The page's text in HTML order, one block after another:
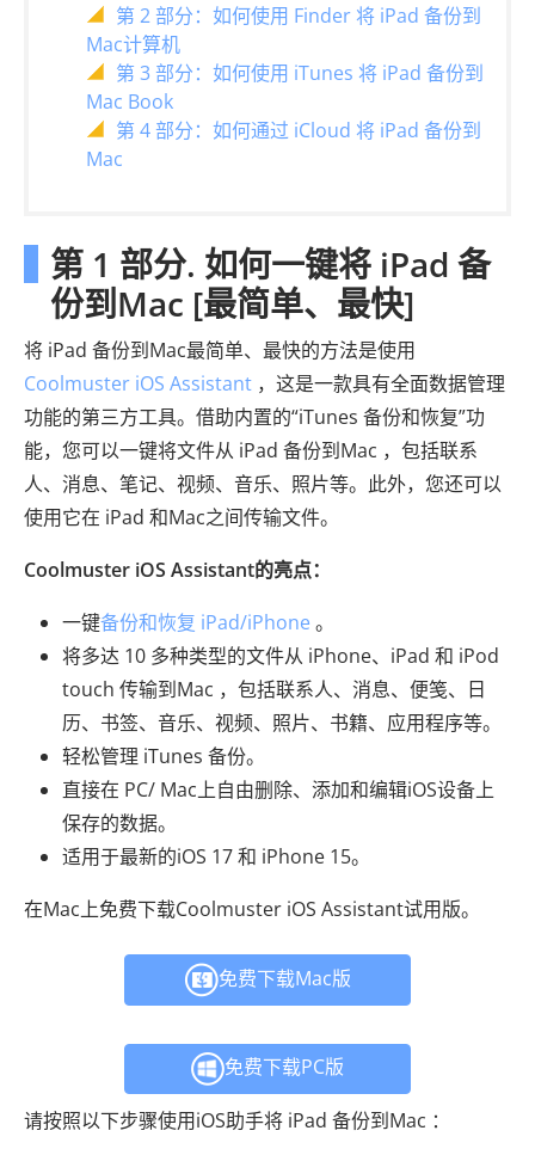
第 2 部分：如何使用 Finder 将 iPad 备份到
Mac计算机
第 3 部分：如何使用 iTunes 将 iPad 备份到
Mac Book
第 4 部分：如何通过 iCloud 将 iPad 备份到
Mac
第 1 部分. 如何一键将 iPad 备
份到Mac [最简单、最快]
将 iPad 备份到Mac最简单、最快的方法是使用
Coolmuster iOS Assistant ，这是一款具有全面数据管理
功能的第三方工具。借助内置的“iTunes 备份和恢复”功
能，您可以一键将文件从 iPad 备份到Mac ，包括联系
人、消息、笔记、视频、音乐、照片等。此外，您还可以
使用它在 iPad 和Mac之间传输文件。
Coolmuster iOS Assistant的亮点：
一键备份和恢复 iPad/iPhone 。
将多达 10 多种类型的文件从 iPhone、iPad 和 iPod
touch 传输到Mac ，包括联系人、消息、便笺、日
历、书签、音乐、视频、照片、书籍、应用程序等。
轻松管理 iTunes 备份。
直接在 PC/ Mac上自由删除、添加和编辑iOS设备上
保存的数据。
适用于最新的iOS 17 和 iPhone 15。
在Mac上免费下载Coolmuster iOS Assistant试用版。
免费下载Mac版
免费下载PC版
请按照以下步骤使用iOS助手将 iPad 备份到Mac ：